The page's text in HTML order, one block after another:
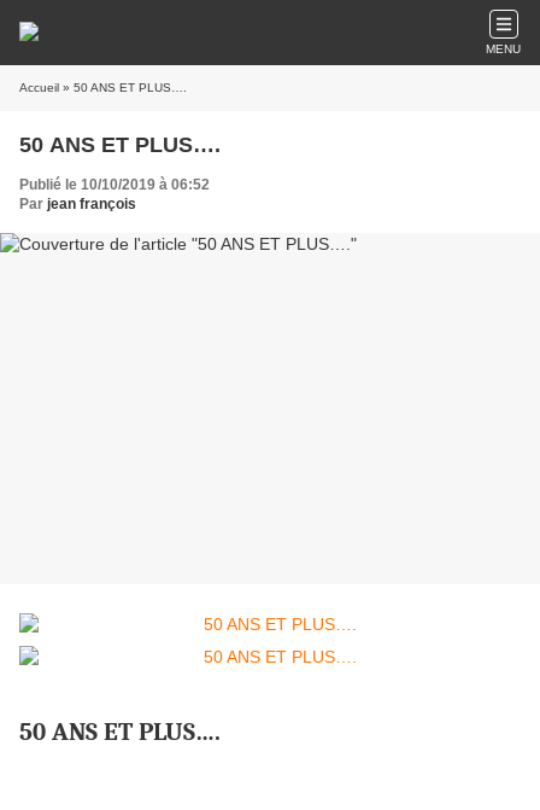
MENU
Accueil » 50 ANS ET PLUS….
50 ANS ET PLUS….
Publié le 10/10/2019 à 06:52
Par jean françois
50 ANS ET PLUS….